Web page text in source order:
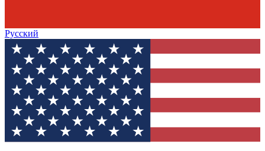
Русский